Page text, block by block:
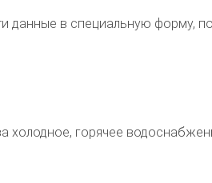
данные в специальную форму,
холодное, горячее